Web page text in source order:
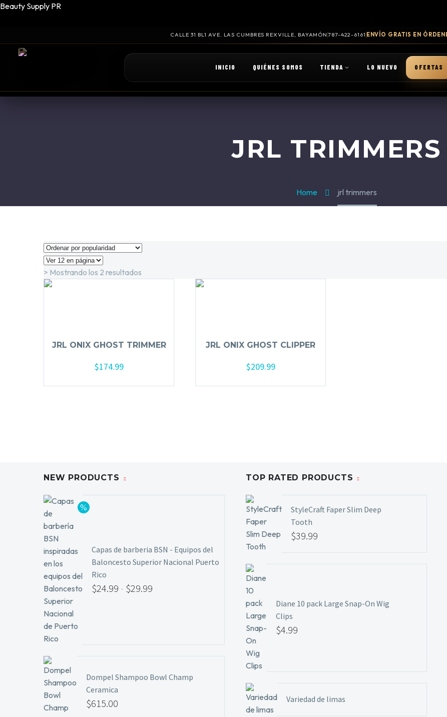
Beauty Supply PR
CALLE 31 BL1 AVE. LAS CUMBRES REXVILLE, BAYAMÓN 787-422-6161 ENVÍO GRATIS EN
INICIO QUIÉNES SOMOS TIENDA LO NUEVO OFERTAS
JRL TRIMMERS
Home jrl trimmers
> Mostrando los 2 resultados
JRL ONIX GHOST TRIMMER
$174.99
JRL ONIX GHOST CLIPPER
$209.99
NEW PRODUCTS
Capas de barberia BSN - Equipos del
Baloncesto Superior Nacional Puerto
Rico
$24.99 - $29.99
Dompel Shampoo Bowl Champ
Ceramica
$615.00
TOP RATED PRODUCTS
StyleCraft Faper Slim Deep
Tooth
$39.99
Diane 10 pack Large Snap-On Wig
Clips
$4.99
Variedad de limas